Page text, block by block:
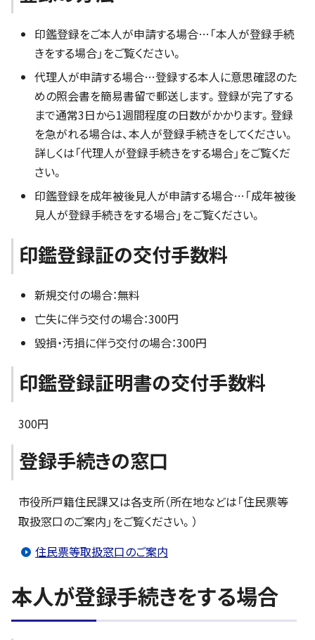
印鑑登録をご本人が申請する場合…「本人が登録手続
きをする場合」をご覧ください。
代理人が申請する場合…登録する本人に意思確認のた
めの照会書を簡易書留で郵送します。登録が完了する
まで通常3日から1週間程度の日数がかかります。登録
を急がれる場合は、本人が登録手続きをしてください。
詳しくは「代理人が登録手続きをする場合」をご覧くだ
さい。
印鑑登録を成年被後見人が申請する場合…「成年被後
見人が登録手続きをする場合」をご覧ください。
印鑑登録証の交付手数料
新規交付の場合：無料
亡失に伴う交付の場合：300円
毀損・汚損に伴う交付の場合：300円
印鑑登録証明書の交付手数料
300円
登録手続きの窓口
市役所戸籍住民課又は各支所（所在地などは「住民票等
取扱窓口のご案内」をご覧ください。）
住民票等取扱窓口のご案内
本人が登録手続きをする場合